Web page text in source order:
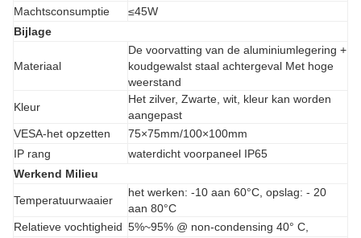
Machtsconsumptie
≤45W
Bijlage
Materiaal
De voorvatting van de aluminiumlegering +
koudgewalst staal achtergeval Met hoge
weerstand
Kleur
Het zilver, Zwarte, wit, kleur kan worden
aangepast
VESA-het opzetten
75×75mm/100×100mm
IP rang
waterdicht voorpaneel IP65
Werkend Milieu
Temperatuurwaaier
het werken: -10 aan 60°C, opslag: - 20
aan 80°C
Relatieve vochtigheid 5%~95% @ non-condensing 40° C,